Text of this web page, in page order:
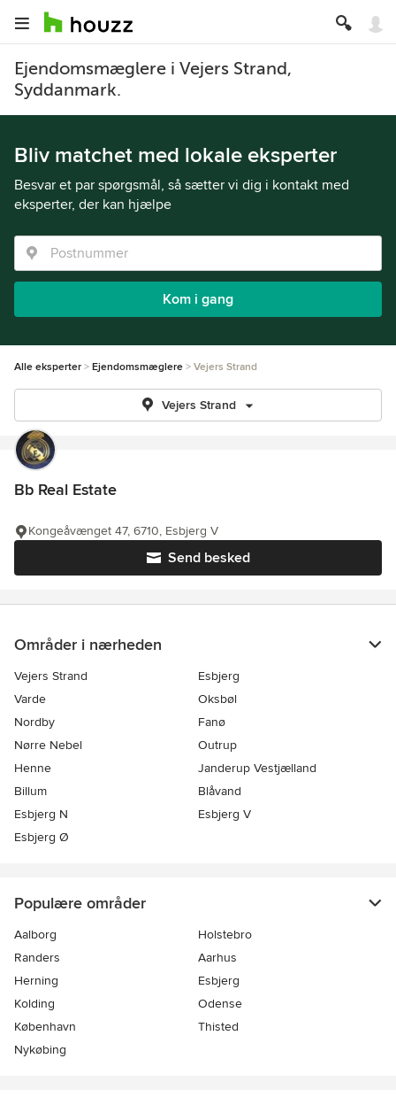
Ejendomsmæglere i Vejers Strand,
Syddanmark.
Bliv matchet med lokale eksperter
Besvar et par spørgsmål, så sætter vi dig i kontakt med
eksperter, der kan hjælpe
Kom i gang
Alle eksperter Ejendomsmæglere Vejers Strand
Vejers Strand
Bb Real Estate
Send besked
Kongeåvænget 47, 6710, Esbjerg V
Områder i nærheden
Vejers Strand
Esbjerg
Varde
Oksbøl
Nordby
Fanø
Nørre Nebel
Outrup
Henne
Janderup Vestjælland
Billum
Blåvand
Esbjerg N
Esbjerg V
Esbjerg Ø
Populære områder
Aalborg
Holstebro
Randers
Aarhus
Herning
Esbjerg
Kolding
Odense
København
Thisted
Nykøbing